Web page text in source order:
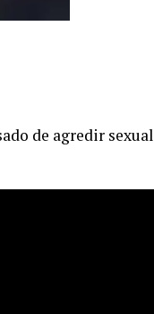
de agredir